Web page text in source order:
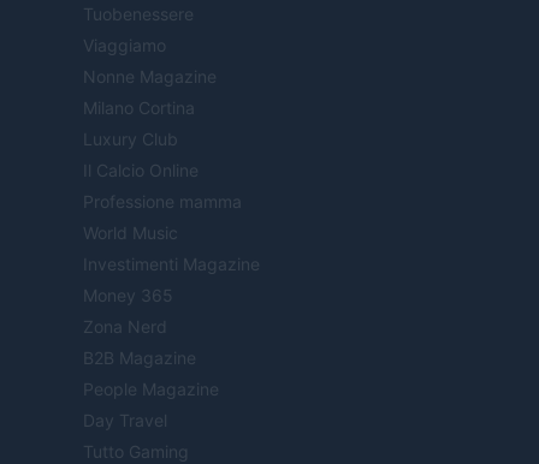
Tuobenessere
Viaggiamo
Nonne Magazine
Milano Cortina
Luxury Club
Il Calcio Online
Professione mamma
World Music
Investimenti Magazine
Money 365
Zona Nerd
B2B Magazine
People Magazine
Day Travel
Tutto Gaming